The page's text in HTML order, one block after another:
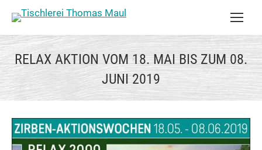
RELAX AKTION VOM 18. MAI BIS ZUM 08.
JUNI 2019